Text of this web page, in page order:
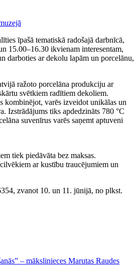
īpašā tematiskā radošajā darbnīcā,
15.00–16.30 ikvienam interesentam,
darboties ar dekolu lapām un porcelānu,
ražoto porcelāna produkciju ar
svētkiem radītiem dekoliem.
kombinējot, varēs izveidot unikālas un
Izstrādājums tiks apdedzināts 780 °C
suvenīrus varēs saņemt aptuveni
tiek piedāvāta bez maksas.
ar kustību traucējumiem un
zvanot 10. un 11. jūnijā, no plkst.